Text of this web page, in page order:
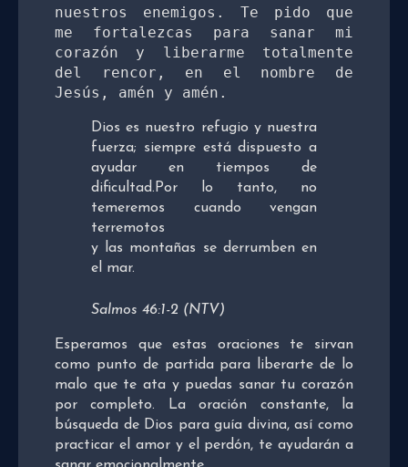
nuestros enemigos. Te pido que
me fortalezcas para sanar mi
corazón y liberarme totalmente
del rencor, en el nombre de
Jesús, amén y amén.
Dios es nuestro refugio y nuestra
fuerza; siempre está dispuesto a
ayudar en tiempos de
dificultad.Por lo tanto, no
temeremos cuando vengan
terremotos
y las montañas se derrumben en
el mar.
Salmos 46:1-2 (NTV)
Esperamos que estas oraciones te sirvan
como punto de partida para liberarte de lo
malo que te ata y puedas sanar tu corazón
por completo. La oración constante, la
búsqueda de Dios para guía divina, así como
practicar el amor y el perdón, te ayudarán a